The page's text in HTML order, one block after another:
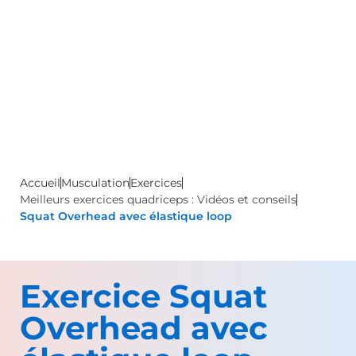
AccueilMusculationExercices
Meilleurs exercices quadriceps : Vidéos et conseils
Squat Overhead avec élastique loop
Exercice Squat
Overhead avec